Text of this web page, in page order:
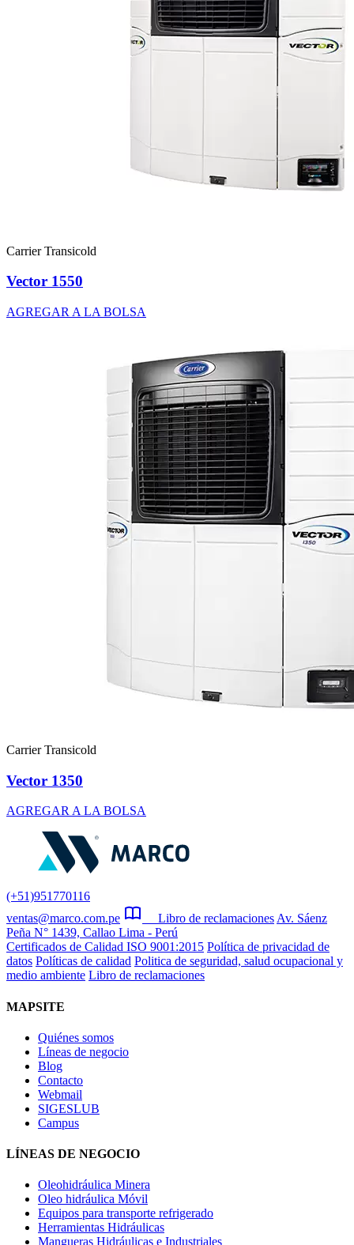
Carrier Transicold
Vector 1550
AGREGAR A LA BOLSA
Carrier Transicold
Vector 1350
AGREGAR A LA BOLSA
(+51)951770116
ventas@marco.com.pe
Libro de reclamaciones Av. Sáenz
Peña N° 1439, Callao Lima - Perú
Certificados de Calidad ISO 9001:2015 Política de privacidad de
datos Políticas de calidad Politica de seguridad, salud ocupacional y
medio ambiente Libro de reclamaciones
MAPSITE
Quiénes somos
Líneas de negocio
Blog
Contacto
Webmail
SIGESLUB
Campus
LÍNEAS DE NEGOCIO
Oleohidráulica Minera
Oleo hidráulica Móvil
Equipos para transporte refrigerado
Herramientas Hidráulicas
Mangueras Hidráulicas e Industriales